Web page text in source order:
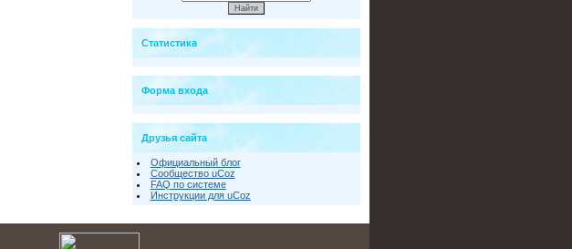
Статистика
Форма входа
Друзья сайта
Официальный блог
Сообщество uCoz
FAQ по системе
Инструкции для uCoz